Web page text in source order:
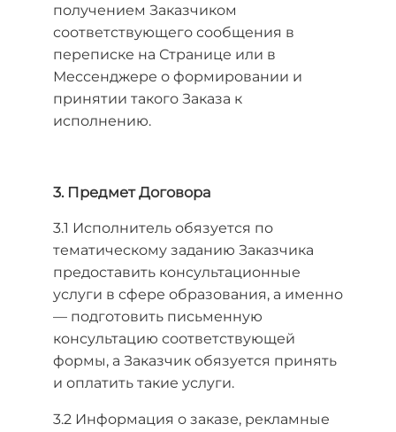
получением Заказчиком
соответствующего сообщения в
переписке на Странице или в
Мессенджере о формировании и
принятии такого Заказа к
исполнению.
3. Предмет Договора
3.1 Исполнитель обязуется по
тематическому заданию Заказчика
предоставить консультационные
услуги в сфере образования, а именно
— подготовить письменную
консультацию соответствующей
формы, а Заказчик обязуется принять
и оплатить такие услуги.
3.2 Информация о заказе, рекламные